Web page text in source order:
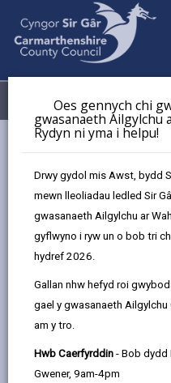
Oes gennych chi
gwasanaeth Ailgylchu
Rydyn ni yma i helpu!
Drwy gydol mis Awst, bydd
mewn lleoliadau ledled Sir
gwasanaeth Ailgylchu ar
gyflwyno i ryw un o bob tri
hydref 2026.
Gallan nhw hefyd roi
gael y gwasanaeth
am y tro.
Hwb Caerfyrddin - Bob dydd
Gwener, 9am-4pm
Dewislen
A ydych chi'n poeni am
A ydych chi'n
oedolyn/blentyn?
Diweddarwyd y dudalen ar:
Mae Cyngor Sir